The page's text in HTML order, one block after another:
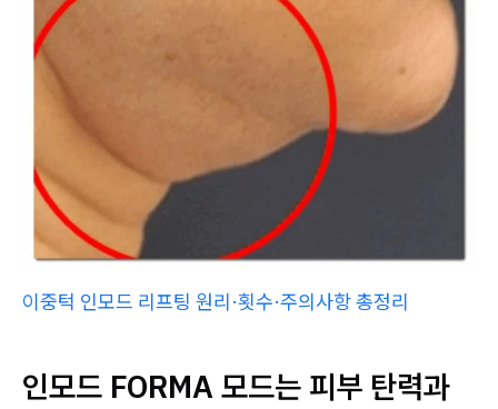
이중턱 인모드 리프팅 원리·횟수·주의사항 총정리
인모드 FORMA 모드는 피부 탄력과